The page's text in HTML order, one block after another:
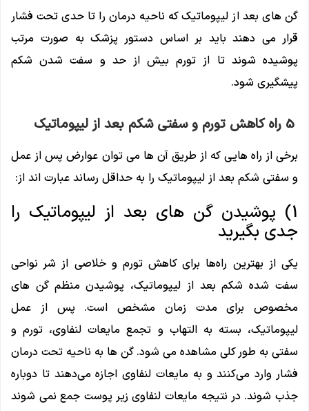
گن های بعد از لیپوماتیک که ناحیه درمان را تا حدی تحت فشار
قرار می دهند باید بر اساس دستور پزشک به صورت مرتب
پوشیده شوند تا از تورم بیش از حد و سفت شدن شکم
پیشگیری شود.
5 راه کاهش تورم و سفتی شکم بعد از لیپوماتیک
برخی از راه هایی که از طریق آن ها می توان عوارض پس از عمل
و سفتی شکم بعد از لیپوماتیک را به حداقل رساند عبارت اند از:
1) پوشیدن گن های بعد از لیپوماتیک را
جدی بگیرید
یکی از بهترین راه‌ها برای کاهش تورم و خلاصی از شر نواحی
سفت شده شکم بعد از لیپوماتیک، پوشیدن منظم گن های
مخصوص برای مدت زمان مشخص است. پس از عمل
لیپوماتیک، بسته به التهاب و تجمع مایعات لنفاوی، تورم و
سفتی به طور کلی مشاهده می شود. گن ها به ناحیه تحت درمان
فشار وارد می‌کنند و به مایعات لنفاوی اجازه می‌دهند تا دوباره
جذب شوند. در نتیجه مایعات لنفاوی زیر پوست جمع نمی شوند